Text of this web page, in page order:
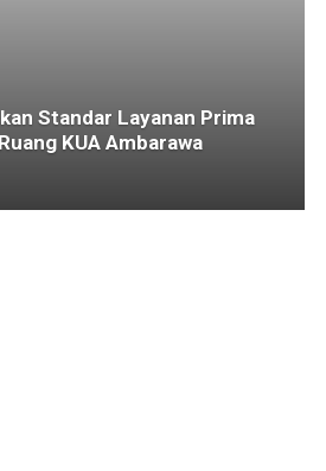
Standar Layanan Prima
KUA Ambarawa